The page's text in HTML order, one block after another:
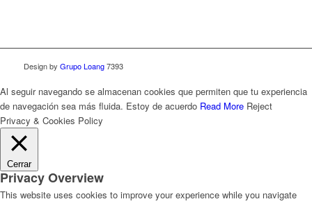
Design by Grupo Loang7393
Al seguir navegando se almacenan cookies que permiten que tu experiencia
de navegación sea más fluida. Estoy de acuerdo Read More Reject
Privacy & Cookies Policy
Cerrar
Privacy Overview
This website uses cookies to improve your experience while you navigate